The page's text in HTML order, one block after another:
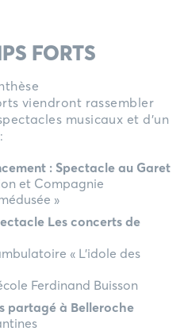
FORTS
viendront rassembler
musicaux et d’un
: Spectacle au Garet
et Compagnie
»
Les concerts de
« L’idole des
Ferdinand Buisson
partagé à Belleroche